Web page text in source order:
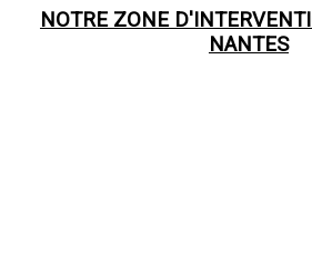
NOTRE ZONE
NANTES